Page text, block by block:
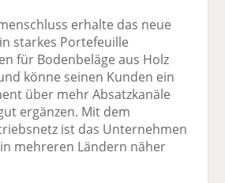
erhalte das neue
starkes Portefeuille
für Bodenbeläge aus Holz
könne seinen Kunden ein
über mehr Absatzkanäle
ergänzen. Mit dem
ist das Unternehmen
mehreren Ländern näher